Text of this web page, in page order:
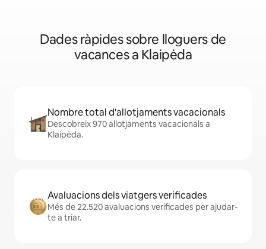
Dades ràpides sobre lloguers de
vacances a Klaipėda
Nombre total d'allotjaments vacacionals
Descobreix 970 allotjaments vacacionals a
Klaipėda.
Avaluacions dels viatgers verificades
Més de 22.520 avaluacions verificades per ajudar-
te a triar.